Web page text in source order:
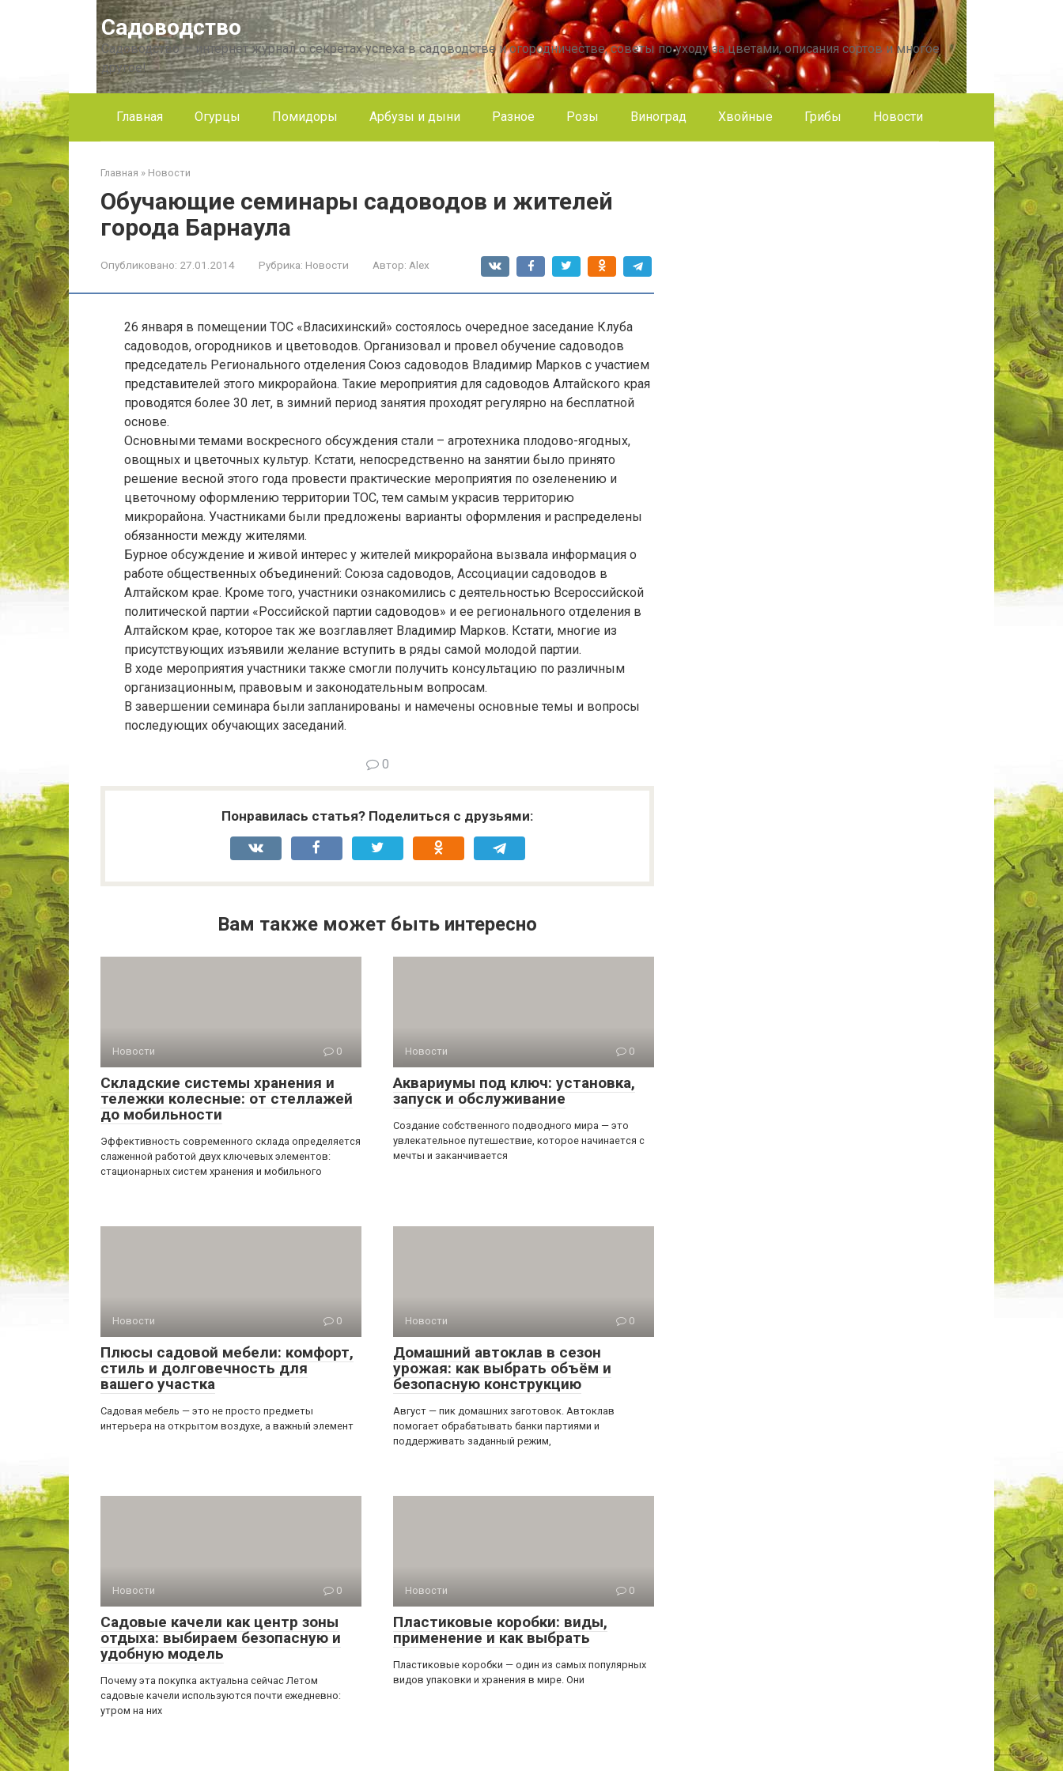
Садоводство
Садоводство — интернет журнал о секретах успеха в садоводстве и огородничестве, советы по уходу за цветами, описания сортов и многое
другое!
Главная Огурцы Помидоры Арбузы и дыни Разное Розы Виноград Хвойные Грибы Новости
Главная » Новости
Обучающие семинары садоводов и жителей
города Барнаула
Опубликовано: 27.01.2014 Рубрика: Новости Автор: Alex
26 января в помещении ТОС «Власихинский» состоялось очередное заседание Клуба
садоводов, огородников и цветоводов. Организовал и провел обучение садоводов
председатель Регионального отделения Союз садоводов Владимир Марков с участием
представителей этого микрорайона. Такие мероприятия для садоводов Алтайского края
проводятся более 30 лет, в зимний период занятия проходят регулярно на бесплатной
основе.
Основными темами воскресного обсуждения стали – агротехника плодово-ягодных,
овощных и цветочных культур. Кстати, непосредственно на занятии было принято
решение весной этого года провести практические мероприятия по озеленению и
цветочному оформлению территории ТОС, тем самым украсив территорию
микрорайона. Участниками были предложены варианты оформления и распределены
обязанности между жителями.
Бурное обсуждение и живой интерес у жителей микрорайона вызвала информация о
работе общественных объединений: Союза садоводов, Ассоциации садоводов в
Алтайском крае. Кроме того, участники ознакомились с деятельностью Всероссийской
политической партии «Российской партии садоводов» и ее регионального отделения в
Алтайском крае, которое так же возглавляет Владимир Марков. Кстати, многие из
присутствующих изъявили желание вступить в ряды самой молодой партии.
В ходе мероприятия участники также смогли получить консультацию по различным
организационным, правовым и законодательным вопросам.
В завершении семинара были запланированы и намечены основные темы и вопросы
последующих обучающих заседаний.
0
Понравилась статья? Поделиться с друзьями:
Вам также может быть интересно
Новости 0
Складские системы хранения и
тележки колесные: от стеллажей
до мобильности
Эффективность современного склада определяется
слаженной работой двух ключевых элементов:
стационарных систем хранения и мобильного
Новости 0
Аквариумы под ключ: установка,
запуск и обслуживание
Создание собственного подводного мира — это
увлекательное путешествие, которое начинается с
мечты и заканчивается
Новости 0
Плюсы садовой мебели: комфорт,
стиль и долговечность для
вашего участка
Садовая мебель — это не просто предметы
интерьера на открытом воздухе, а важный элемент
Новости 0
Домашний автоклав в сезон
урожая: как выбрать объём и
безопасную конструкцию
Август — пик домашних заготовок. Автоклав
помогает обрабатывать банки партиями и
поддерживать заданный режим,
Новости 0
Садовые качели как центр зоны
отдыха: выбираем безопасную и
удобную модель
Почему эта покупка актуальна сейчас Летом
садовые качели используются почти ежедневно:
утром на них
Новости 0
Пластиковые коробки: виды,
применение и как выбрать
Пластиковые коробки — один из самых популярных
видов упаковки и хранения в мире. Они